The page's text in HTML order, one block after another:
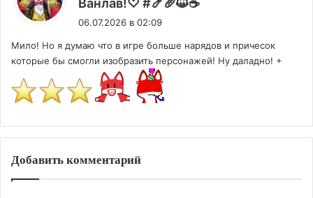
Ванлав!♡ #🍤🥖😺☕
06.07.2026 в 02:09
Мило! Но я думаю что в игре больше нарядов и причесок
которые бы смогли изобразить персонажей! Ну даладно! +
Добавить комментарий